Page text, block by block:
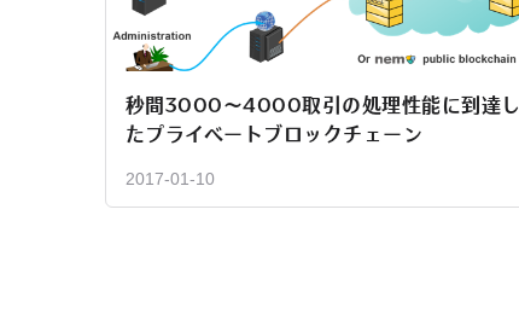
秒間3000～4000取引の処理性能に到達し
たプライベートブロックチェーン
2017-01-10